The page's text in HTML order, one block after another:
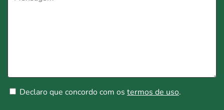
Declaro que concordo com os termos de uso.